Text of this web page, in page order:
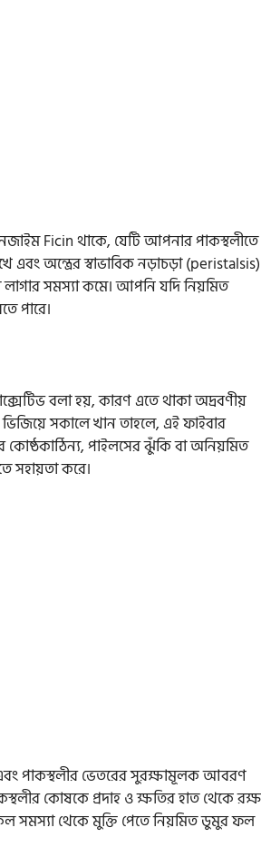
Ficin থাকে, যেটি আপনার পাকস্থলীতে
এবং অন্ত্রের স্বাভাবিক নড়াচড়া (peristalsis)
লাগার সমস্যা কমে। আপনি যদি নিয়মিত
পারে।
বলা হয়, কারণ এতে থাকা অদ্রবণীয়
সকালে খান তাহলে, এই ফাইবার
পাইলসের ঝুঁকি বা অনিয়মিত
সহায়তা করে।
পাকস্থলীর ভেতরের সুরক্ষামূলক আবরণ
কোষকে প্রদাহ ও ক্ষতির হাত থেকে
সমস্যা থেকে মুক্তি পেতে নিয়মিত ডুমুর ফল